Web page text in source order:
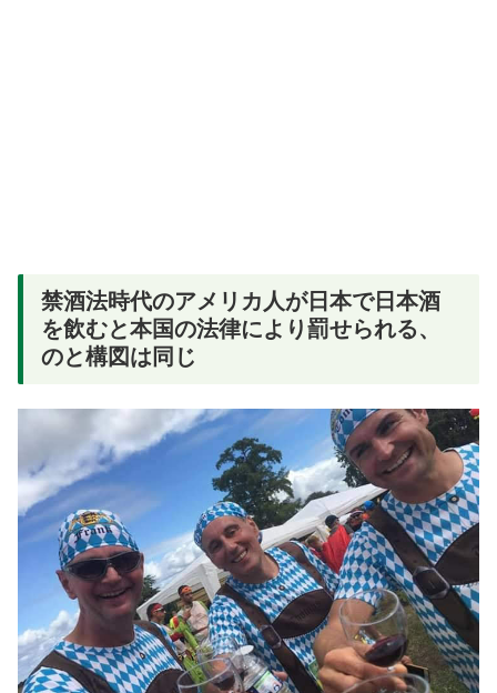
禁酒法時代のアメリカ人が日本で日本酒
を飲むと本国の法律により罰せられる、
のと構図は同じ